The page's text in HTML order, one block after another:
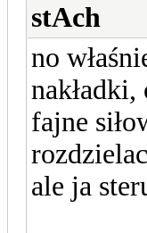
stAch
no
fajne
ale ja